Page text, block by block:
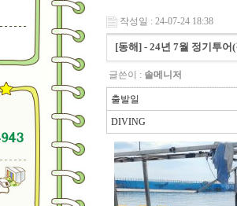
작성일 : 24-07-24 18:38
[동해] - 24년 7월 정기투어
글쓴이 : 솔메니저
출발일
DIVING